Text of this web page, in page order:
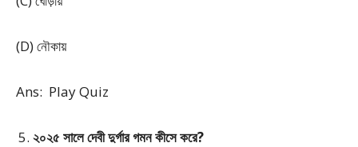
(D) নৌকায়
Ans: Play Quiz
২০২৫ সালে দেবী দুর্গার গমন কীসে করে?